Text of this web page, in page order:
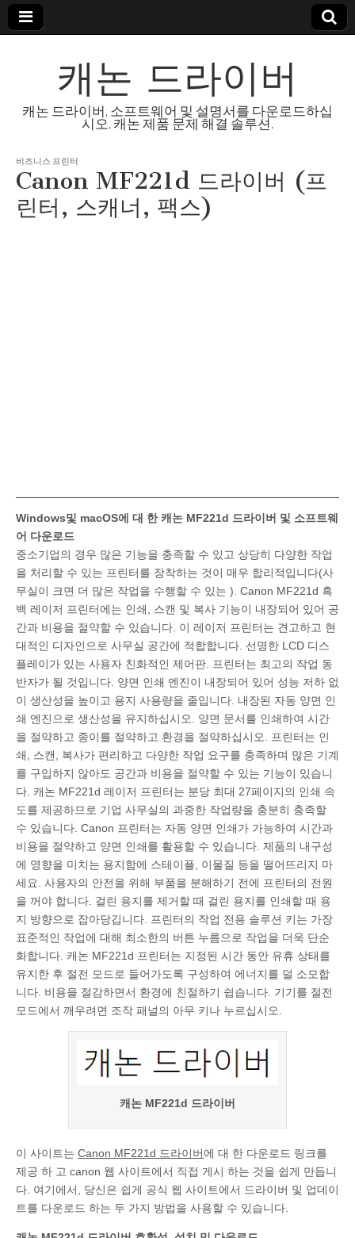
캐논 드라이버
캐논 드라이버, 소프트웨어 및 설명서를 다운로드하십
시오. 캐논 제품 문제 해결 솔루션.
비즈니스 프린터
Canon MF221d 드라이버 (프
린터, 스캐너, 팩스)
Windows및 macOS에 대 한 캐논 MF221d 드라이버 및 소프트웨
어 다운로드
중소기업의 경우 많은 기능을 충족할 수 있고 상당히 다양한 작업
을 처리할 수 있는 프린터를 장착하는 것이 매우 합리적입니다(사
무실이 크면 더 많은 작업을 수행할 수 있는 ). Canon MF221d 흑
백 레이저 프린터에는 인쇄, 스캔 및 복사 기능이 내장되어 있어 공
간과 비용을 절약할 수 있습니다. 이 레이저 프린터는 견고하고 현
대적인 디자인으로 사무실 공간에 적합합니다. 선명한 LCD 디스
플레이가 있는 사용자 친화적인 제어판. 프린터는 최고의 작업 동
반자가 될 것입니다. 양면 인쇄 엔진이 내장되어 있어 성능 저하 없
이 생산성을 높이고 용지 사용량을 줄입니다. 내장된 자동 양면 인
쇄 엔진으로 생산성을 유지하십시오. 양면 문서를 인쇄하여 시간
을 절약하고 종이를 절약하고 환경을 절약하십시오. 프린터는 인
쇄, 스캔, 복사가 편리하고 다양한 작업 요구를 충족하며 많은 기계
를 구입하지 않아도 공간과 비용을 절약할 수 있는 기능이 있습니
다. 캐논 MF221d 레이저 프린터는 분당 최대 27페이지의 인쇄 속
도를 제공하므로 기업 사무실의 과중한 작업량을 충분히 충족할
수 있습니다. Canon 프린터는 자동 양면 인쇄가 가능하여 시간과
비용을 절약하고 양면 인쇄를 활용할 수 있습니다. 제품의 내구성
에 영향을 미치는 용지함에 스테이플, 이물질 등을 떨어뜨리지 마
세요. 사용자의 안전을 위해 부품을 분해하기 전에 프린터의 전원
을 꺼야 합니다. 걸린 용지를 제거할 때 걸린 용지를 인쇄할 때 용
지 방향으로 잡아당깁니다. 프린터의 작업 전용 솔루션 키는 가장
표준적인 작업에 대해 최소한의 버튼 누름으로 작업을 더욱 단순
화합니다. 캐논 MF221d 프린터는 지정된 시간 동안 유휴 상태를
유지한 후 절전 모드로 들어가도록 구성하여 에너지를 덜 소모합
니다. 비용을 절감하면서 환경에 친절하기 쉽습니다. 기기를 절전
모드에서 깨우려면 조작 패널의 아무 키나 누르십시오.
캐논 MF221d 드라이버
이 사이트는 Canon MF221d 드라이버에 대 한 다운로드 링크를
제공 하 고 canon 웹 사이트에서 직접 게시 하는 것을 쉽게 만듭니
다. 여기에서, 당신은 쉽게 공식 웹 사이트에서 드라이버 및 업데이
트를 다운로드 하는 두 가지 방법을 사용할 수 있습니다.